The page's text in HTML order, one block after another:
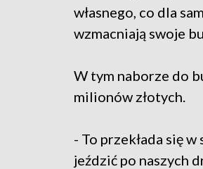
własnego, co dla
wzmacniają swoje
W tym naborze do
milionów złotych.
- To przekłada się
jeździć po naszych